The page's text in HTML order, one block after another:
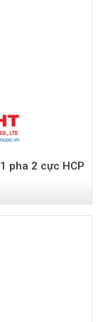
pha 2 cực HCP